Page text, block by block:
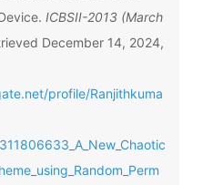
ICBSII-2013 (March
December 14, 2024,
profile/Ranjithkuma